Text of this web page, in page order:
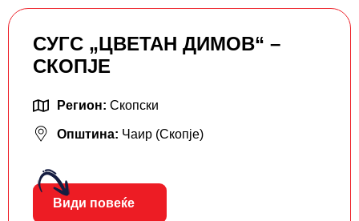
СУГС „ЦВЕТАН ДИМОВ“ –
СКОПЈЕ
Регион: Скопски
Општина: Чаир (Скопје)
Види повеќе